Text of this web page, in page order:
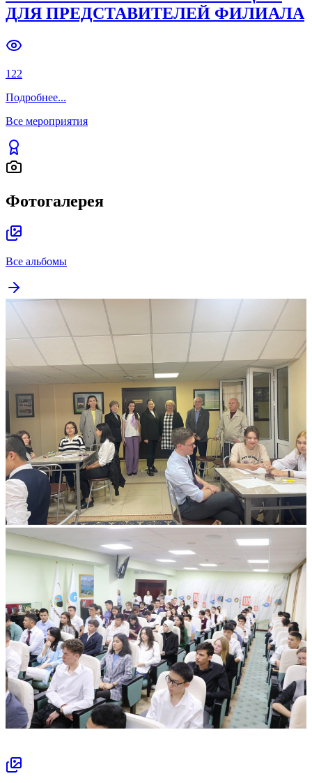
ДЛЯ ПРЕДСТАВИТЕЛЕЙ ФИЛИАЛА
122
Подробнее...
Все мероприятия
Фотогалерея
Все альбомы